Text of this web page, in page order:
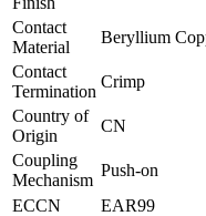
Contact
Material
Beryllium
Contact
Termination
Crimp
Country of
Origin
CN
Coupling
Mechanism
Push-on
ECCN
EAR99